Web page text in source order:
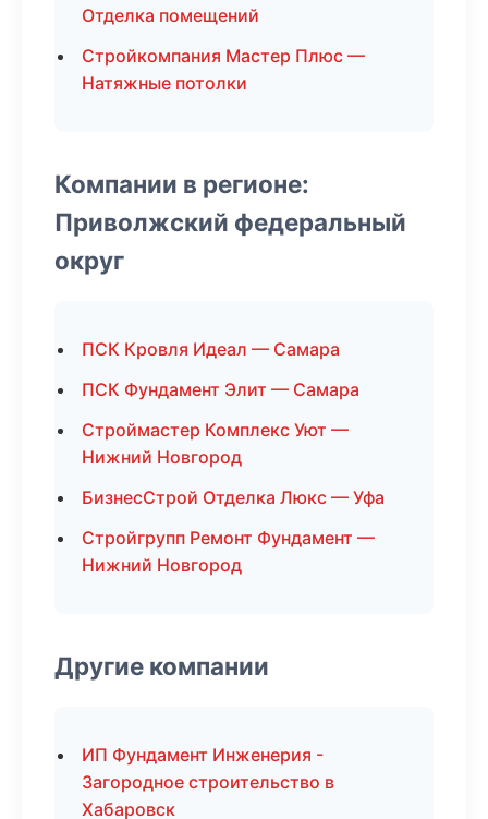
Отделка помещений
Стройкомпания Мастер Плюс —
Натяжные потолки
Компании в регионе:
Приволжский федеральный
округ
ПСК Кровля Идеал — Самара
ПСК Фундамент Элит — Самара
Строймастер Комплекс Уют —
Нижний Новгород
БизнесСтрой Отделка Люкс — Уфа
Стройгрупп Ремонт Фундамент —
Нижний Новгород
Другие компании
ИП Фундамент Инженерия -
Загородное строительство в
Хабаровск